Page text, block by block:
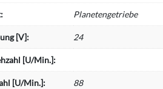
Planetengetriebe
[V]: 24
[U/Min.]:
[U/Min.]: 88